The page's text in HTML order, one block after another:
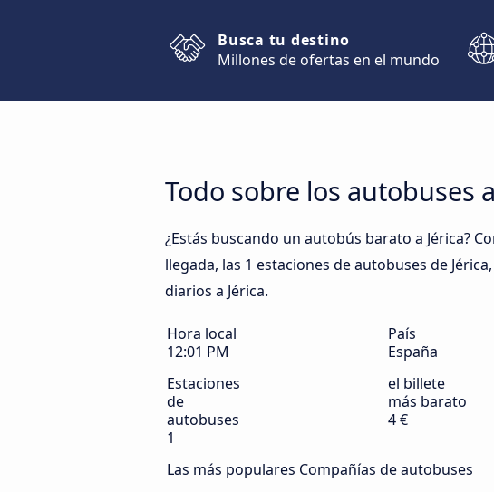
Busca tu destino
Millones de ofertas en el mundo
Todo sobre los autobuses
¿Estás buscando un autobús barato a Jérica?
llegada, las 1 estaciones de autobuses de
diarios a Jérica.
Hora local
12:01 PM
País
España
Estaciones
de
autobuses
1
el billete
más barato
4 €
Las más populares Compañías de autobuses